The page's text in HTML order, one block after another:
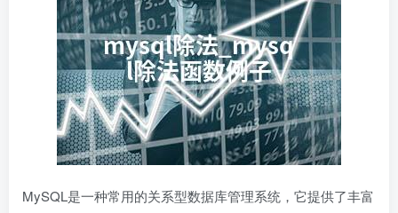
MySQL是一种常用的关系型数据库管理系统，它提供了丰富